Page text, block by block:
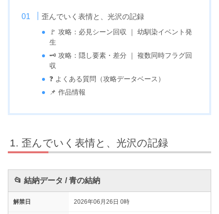
歪んでいく表情と、光沢の記録
🚩 攻略：必見シーン回収 ｜ 幼馴染イベント発
生
🗝️ 攻略：隠し要素・差分 ｜ 複数同時フラグ回
収
❓ よくある質問（攻略データベース）
📌 作品情報
歪んでいく表情と、光沢の記録
📂 結納データ / 青の結納
解禁日 2026年06月26日 0時